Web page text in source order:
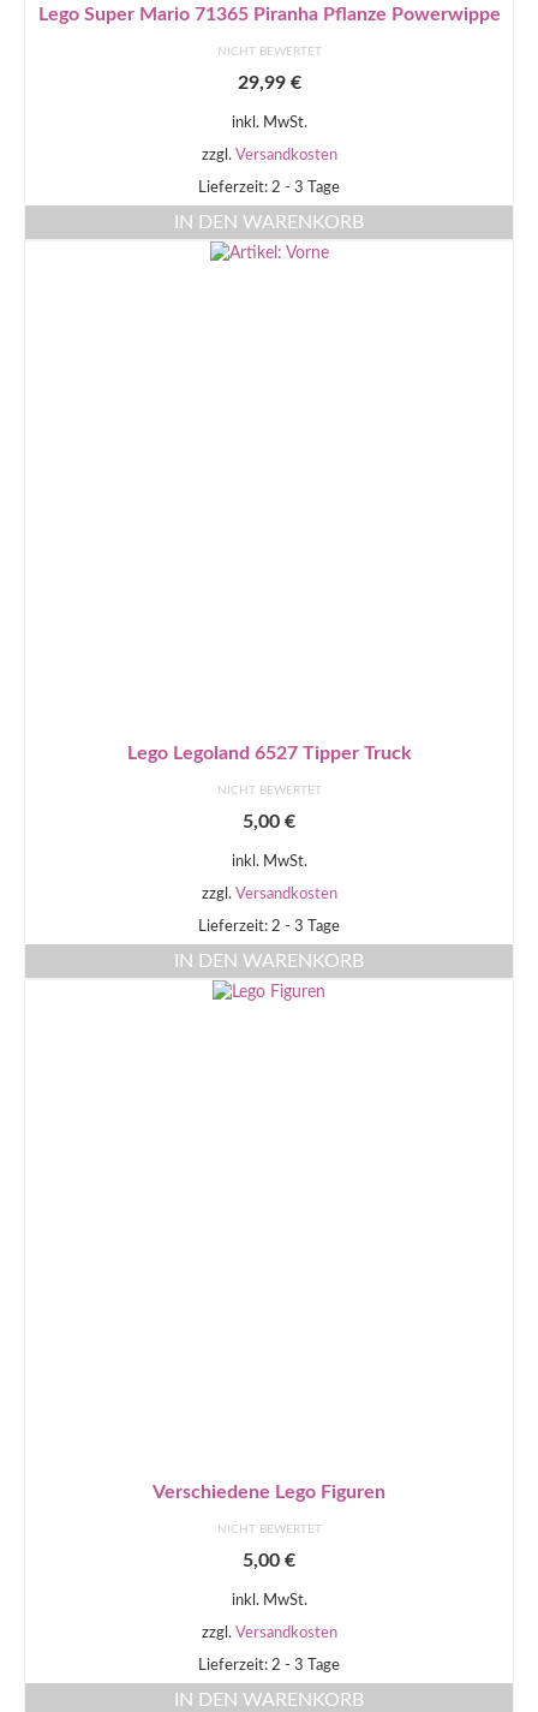
Lego Super Mario 71365 Piranha Pflanze Powerwippe
NICHT BEWERTET
29,99 €
inkl. MwSt.
zzgl. Versandkosten
Lieferzeit: 2 - 3 Tage
IN DEN WARENKORB
Lego Legoland 6527 Tipper Truck
NICHT BEWERTET
5,00 €
inkl. MwSt.
zzgl. Versandkosten
Lieferzeit: 2 - 3 Tage
IN DEN WARENKORB
Verschiedene Lego Figuren
NICHT BEWERTET
5,00 €
inkl. MwSt.
zzgl. Versandkosten
Lieferzeit: 2 - 3 Tage
IN DEN WARENKORB